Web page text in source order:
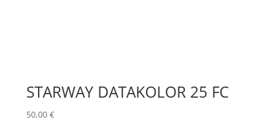
STARWAY DATAKOLOR 25 FC
50,00 €